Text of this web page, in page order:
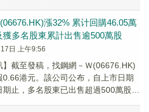
漲32% 累计回購46.05萬
獲多名股東累計出售逾500萬股
日 上午9:56
】截至發稿，找鋼網－Ｗ(06676.HK)
0.66港元。該公司公布，自上市日期
期止，多名股東已出售超過500萬股股